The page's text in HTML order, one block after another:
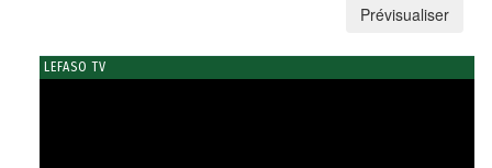
LEFASO TV